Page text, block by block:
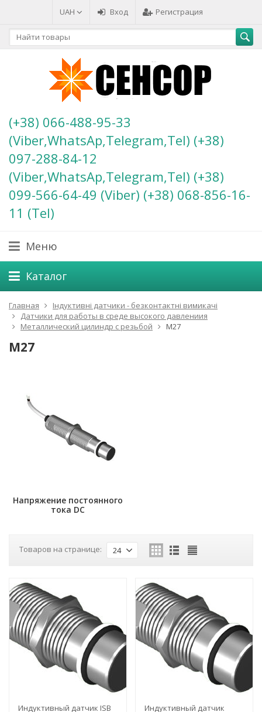
UAH Вход Регистрация
(+38) 066-488-95-33
(Viber,WhatsAp,Telegram,Tel) (+38)
097-288-84-12
(Viber,WhatsAp,Telegram,Tel) (+38)
099-566-64-49 (Viber) (+38) 068-856-16-
11 (Теl)
Меню
Каталог
Главная
Індуктивні датчики - безконтактні вимикачі
Датчики для работы в среде высокого давлениия
Металлический цилиндр с резьбой
М27
М27
Напряжение постоянного
тока DC
Товаров на странице: 24
Индуктивный датчик ISB
Индуктивный датчик